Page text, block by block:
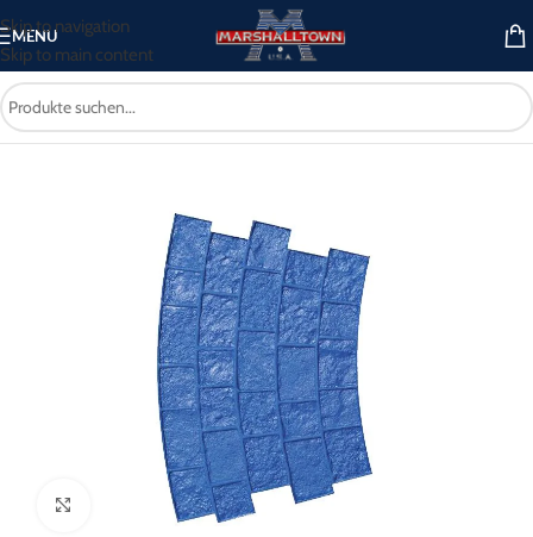
Skip to navigation
Skip to main content
MENU
Start/ Dekorativer Beton
Click to enlarge